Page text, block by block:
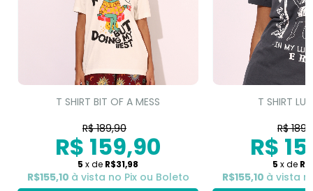
T SHIRT BIT OF A MESS
R$ 189,90
R$ 159,90
5 x de R$31,98
R$155,10 à vista no Pix ou Boleto
T SHIRT
R$
R$
5 x de
R$155,10 à vista